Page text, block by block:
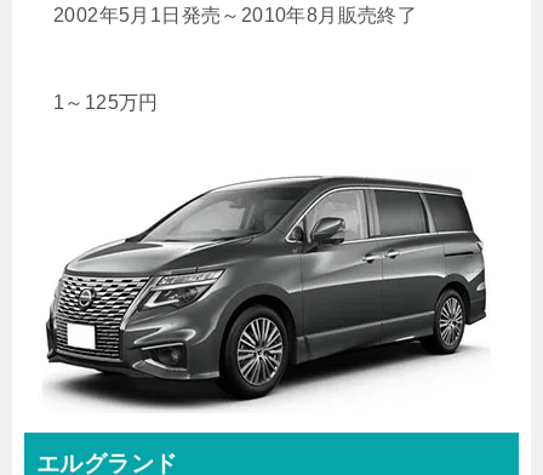
2002年5月1日発売～2010年8月販売終了
1 ～ 125万円
エルグランド